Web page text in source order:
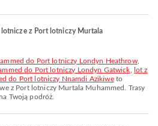
lotnicze z Port lotniczy Murtala
do Port lotniczy Londyn Heathrow,
do Port lotniczy Londyn Gatwick
lot z
do Port lotniczy Nnamdi Azikiweto
z Port lotniczy Murtala Muhammed. Trasy
Twoją podróż.